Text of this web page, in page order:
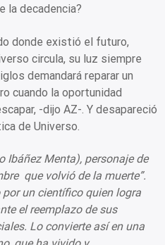
la decadencia?
donde existió el futuro,
circula, su luz siempre
demandará reparar un
cuando la oportunidad
-dijo AZ-. Y desapareció
de Universo.
Ibáñez Menta), personaje de
que volvió de la muerte”.
un científico quien logra
el reemplazo de sus
Lo convierte así en una